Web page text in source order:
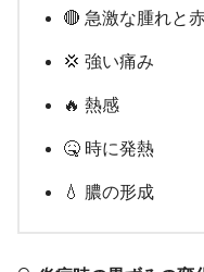
🔴 急激な腫れと
💢 強い痛み
🔥 熱感
🤒 時に発熱
💧 膿の形成